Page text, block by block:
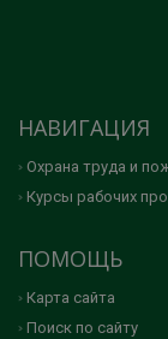
НАВИГАЦИЯ
Охрана труда и
Курсы рабочих
ПОМОЩЬ
Карта сайта
Поиск по сайту